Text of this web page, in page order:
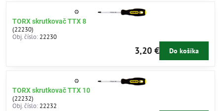
TORX skrutkovač TTX 8
(22230)
Obj. číslo: 22230
3,20 € Do košíka
TORX skrutkovač TTX 10
(22232)
Obj. číslo: 22232